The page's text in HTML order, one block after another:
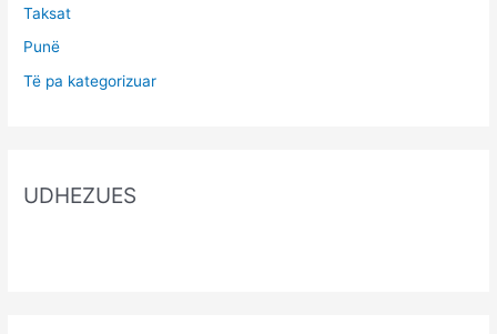
Taksat
Punë
Të pa kategorizuar
UDHEZUES